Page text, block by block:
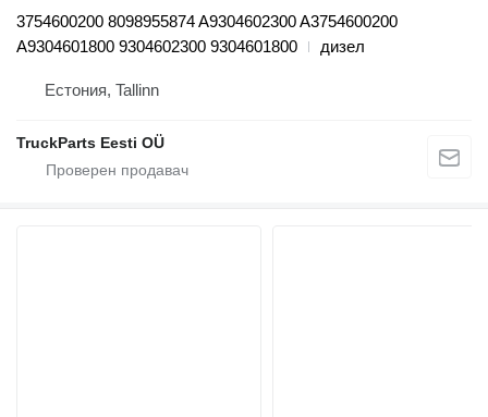
3754600200 8098955874 A9304602300 A3754600200
A9304601800 9304602300 9304601800
дизел
Естония, Tallinn
TruckParts Eesti OÜ